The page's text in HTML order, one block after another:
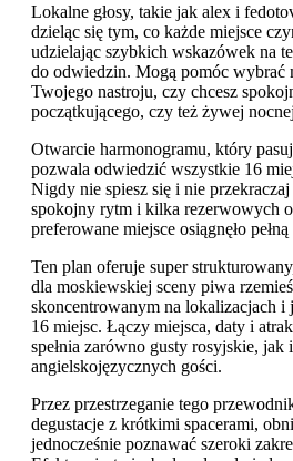
Lokalne głosy, takie jak alex i
dzieląc się tym, co każde miejsce
udzielając szybkich wskazówek na
do odwiedzin. Mogą pomóc wybrać
Twojego nastroju, czy chcesz
początkującego, czy też żywej
Otwarcie harmonogramu, który
pozwala odwiedzić wszystkie 16
Nigdy nie spiesz się i nie
spokojny rytm i kilka rezerwowych
preferowane miejsce osiągnęło
Ten plan oferuje super
dla moskiewskiej sceny piwa
skoncentrowanym na lokalizacjach i
16 miejsc. Łączy miejsca, daty i
spełnia zarówno gusty rosyjskie, jak
angielskojęzycznych gości.
Przez przestrzeganie tego
degustacje z krótkimi spacerami,
jednocześnie poznawać szeroki